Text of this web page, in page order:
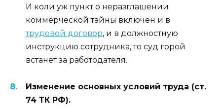
И коли уж пункт о неразглашении
коммерческой тайны включен и в
трудовой договор, и в должностную
инструкцию сотрудника, то суд горой
встанет за работодателя.
Изменение основных условий труда (ст.
74 ТК РФ).